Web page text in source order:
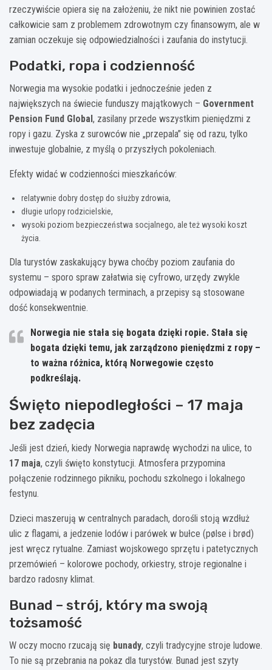
rzeczywiście opiera się na założeniu, że nikt nie powinien zostać
całkowicie sam z problemem zdrowotnym czy finansowym, ale w
zamian oczekuje się odpowiedzialności i zaufania do instytucji.
Podatki, ropa i codzienność
Norwegia ma wysokie podatki i jednocześnie jeden z
największych na świecie funduszy majątkowych – Government
Pension Fund Global, zasilany przede wszystkim pieniędzmi z
ropy i gazu. Zyska z surowców nie „przepala” się od razu, tylko
inwestuje globalnie, z myślą o przyszłych pokoleniach.
Efekty widać w codzienności mieszkańców:
relatywnie dobry dostęp do służby zdrowia,
długie urlopy rodzicielskie,
wysoki poziom bezpieczeństwa socjalnego, ale też wysoki koszt
życia.
Dla turystów zaskakujący bywa choćby poziom zaufania do
systemu – sporo spraw załatwia się cyfrowo, urzędy zwykle
odpowiadają w podanych terminach, a przepisy są stosowane
dość konsekwentnie.
Norwegia nie stała się bogata dzięki ropie. Stała się
bogata dzięki temu, jak zarządzono pieniędzmi z ropy –
to ważna różnica, którą Norwegowie często
podkreślają.
Święto niepodległości – 17 maja
bez zadęcia
Jeśli jest dzień, kiedy Norwegia naprawdę wychodzi na ulice, to
17 maja, czyli święto konstytucji. Atmosfera przypomina
połączenie rodzinnego pikniku, pochodu szkolnego i lokalnego
festynu.
Dzieci maszerują w centralnych paradach, dorośli stoją wzdłuż
ulic z flagami, a jedzenie lodów i parówek w bułce (pølse i brød)
jest wręcz rytualne. Zamiast wojskowego sprzętu i patetycznych
przemówień – kolorowe pochody, orkiestry, stroje regionalne i
bardzo radosny klimat.
Bunad – strój, który ma swoją
tożsamość
W oczy mocno rzucają się bunady, czyli tradycyjne stroje ludowe.
To nie są przebrania na pokaz dla turystów. Bunad jest szyty